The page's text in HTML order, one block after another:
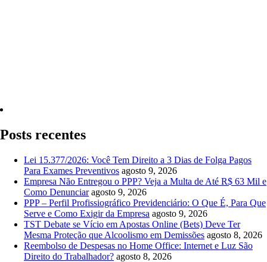
Posts recentes
Lei 15.377/2026: Você Tem Direito a 3 Dias de Folga Pagos
Para Exames Preventivos agosto 9, 2026
Empresa Não Entregou o PPP? Veja a Multa de Até R$ 63 Mil e
Como Denunciar agosto 9, 2026
PPP – Perfil Profissiográfico Previdenciário: O Que É, Para Que
Serve e Como Exigir da Empresa agosto 9, 2026
TST Debate se Vício em Apostas Online (Bets) Deve Ter
Mesma Proteção que Alcoolismo em Demissões agosto 8, 2026
Reembolso de Despesas no Home Office: Internet e Luz São
Direito do Trabalhador? agosto 8, 2026